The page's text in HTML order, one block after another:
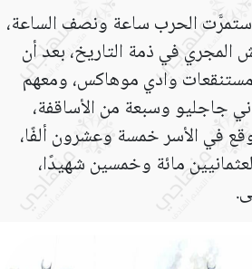
الحرب ساعة ونصف الساعة،
المجري في ذمة التاريخ، بعد أن
وادي موهاكس، ومعهم
جاجليو وسبعة من الأساقفة،
في الأسر خمسة وعشرون ألفًا،
مائة وخمسين شهيدًا،
.